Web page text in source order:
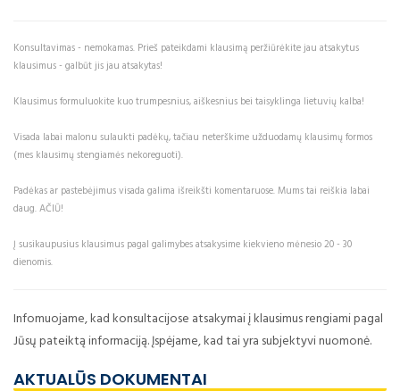
Konsultavimas - nemokamas. Prieš pateikdami klausimą peržiūrėkite jau atsakytus
klausimus - galbūt jis jau atsakytas!
Klausimus formuluokite kuo trumpesnius, aiškesnius bei taisyklinga lietuvių kalba!
Visada labai malonu sulaukti padėkų, tačiau neterškime užduodamų klausimų formos
(mes klausimų stengiamės nekoreguoti).
Padėkas ar pastebėjimus visada galima išreikšti komentaruose. Mums tai reiškia labai
daug. AČIŪ!
Į susikaupusius klausimus pagal galimybes atsakysime kiekvieno mėnesio 20 - 30
dienomis.
Infomuojame, kad konsultacijose atsakymai į klausimus rengiami pagal
Jūsų pateiktą informaciją. Įspėjame, kad tai yra subjektyvi nuomonė.
AKTUALŪS DOKUMENTAI